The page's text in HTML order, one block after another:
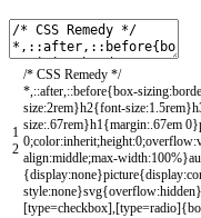
1
2
/* CSS Remedy */
*,::after,::before{box-sizing:
size:2rem}h2{font-size:1.5rem}
size:.67rem}h1{margin:.67em 0}
0;color:inherit;height:0;overflow:
align:middle;max-width:100%}
{display:none}picture{display:
style:none}svg{overflow:hidden}
[type=checkbox],[type=radio]{